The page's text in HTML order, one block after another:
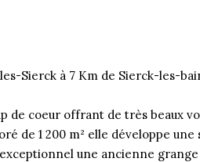
Sierck à 7 Km de Sierck-les-
de coeur offrant de très beaux
de 1 200 m² elle développe une
une ancienne